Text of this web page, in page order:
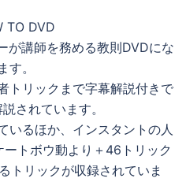
TO DVD
が講師を務める教則DVDにな
す。
トリックまで字幕解説付きで
されています。
いるほか、インスタントの人
トボウ動より＋46トリック
トリックが収録されていま